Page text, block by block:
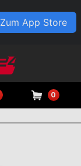
Zum App Store
0